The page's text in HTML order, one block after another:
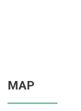
MAP